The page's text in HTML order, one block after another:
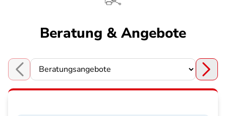
Beratung & Angebote
Choose a section